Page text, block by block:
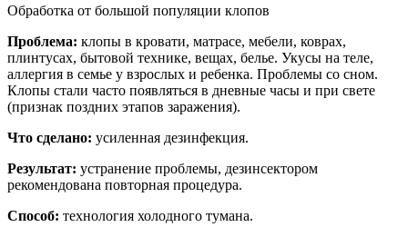
Обработка от большой популяции клопов
Проблема: клопы в кровати, матрасе, мебели, коврах,
плинтусах, бытовой технике, вещах, белье. Укусы на теле,
аллергия в семье у взрослых и ребенка. Проблемы со сном.
Клопы стали часто появляться в дневные часы и при свете
(признак поздних этапов заражения).
Что сделано: усиленная дезинфекция.
Результат: устранение проблемы, дезинсектором
рекомендована повторная процедура.
Способ: технология холодного тумана.